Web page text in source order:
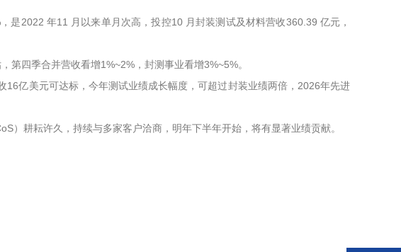
2022 年11 月以来单月次高，投控10 月封装测试及材料营收360.39 亿元，
四季合并营收看增1%~2%，封测事业看增3%~5%。
亿美元可达标，今年测试业绩成长幅度，可超过封装业绩两倍，2026年先进
）耕耘许久，持续与多家客户洽商，明年下半年开始，将有显著业绩贡献。